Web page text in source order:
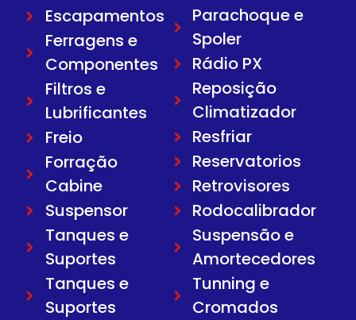
Escapamentos
Ferragens e
Componentes
Filtros e
Lubrificantes
Freio
Forração
Cabine
Suspensor
Tanques e
Suportes
Tanques e
Suportes
Parachoque e
Spoler
Rádio PX
Reposição
Climatizador
Resfriar
Reservatorios
Retrovisores
Rodocalibrador
Suspensão e
Amortecedores
Tunning e
Cromados